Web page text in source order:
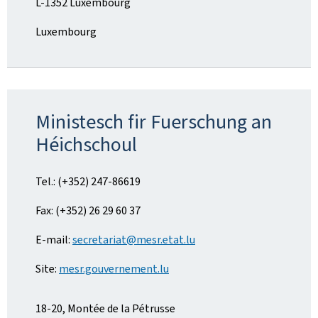
Luxembourg
Ministesch fir Fuerschung an
Héichschoul
Tel.: (+352) 247-86619
Fax: (+352) 26 29 60 37
E-mail:secretariat@mesr.etat.lu
Site: mesr.gouvernement.lu
18-20, Montée de la Pétrusse